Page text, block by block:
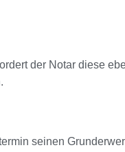
der Notar diese
seinen